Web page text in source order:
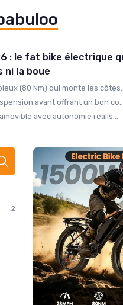
: le fat bike électrique
ni la boue
(80 Nm) qui monte les
avant offrant un bon
avec autonomie réalis...
2